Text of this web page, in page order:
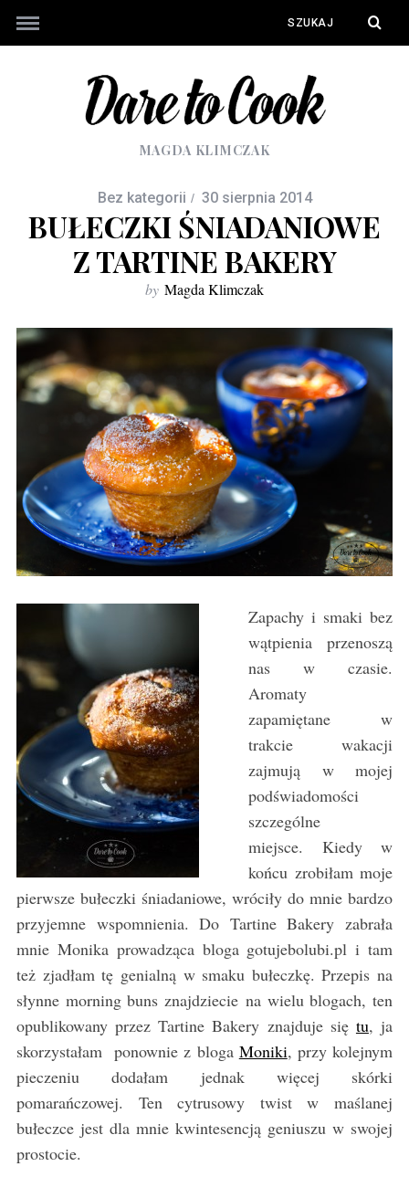
MAGDA KLIMCZAK
Bez kategorii 30 sierpnia 2014
BUŁECZKI ŚNIADANIOWE
Z TARTINE BAKERY
by Magda Klimczak
Zapachy i smaki bez
wątpienia przenoszą
nas w czasie.
Aromaty
zapamiętane w
trakcie wakacji
zajmują w mojej
podświadomości
szczególne
miejsce. Kiedy w
końcu zrobiłam moje
pierwsze bułeczki śniadaniowe, wróciły do mnie bardzo
przyjemne wspomnienia. Do Tartine Bakery zabrała
mnie Monika prowadząca bloga gotujebolubi.pl i tam
też zjadłam tę genialną w smaku bułeczkę. Przepis na
słynne morning buns znajdziecie na wielu blogach, ten
opublikowany przez Tartine Bakery znajduje się tu, ja
skorzystałam ponownie z bloga Moniki, przy kolejnym
pieczeniu dodałam jednak więcej skórki
pomarańczowej. Ten cytrusowy twist w maślanej
bułeczce jest dla mnie kwintesencją geniuszu w swojej
prostocie.